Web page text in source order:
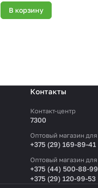
В корзину
Контакты
Контакт-центр
7300
Оптовый магазин
+375 (29) 169-89-41
Оптовый магазин
+375 (44) 500-88-99
+375 (29) 120-99-53